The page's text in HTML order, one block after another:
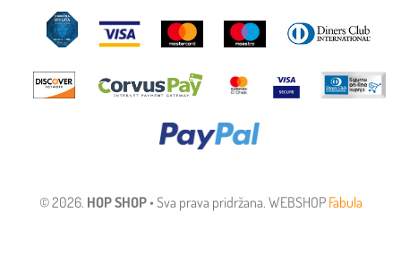
© 2026. HOP SHOP• Sva prava pridržana. WEBSHOP Fabula